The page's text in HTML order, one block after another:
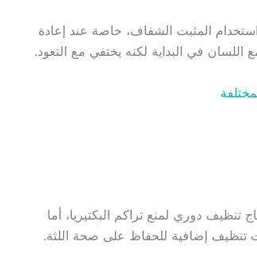
المثبت الشفاف، خاصة عند إعادة
في البداية لكنه يختفي مع التعود.
دوري لمنع تراكم البكتيريا، أما
تنظيف إضافية للحفاظ على صحة اللثة.